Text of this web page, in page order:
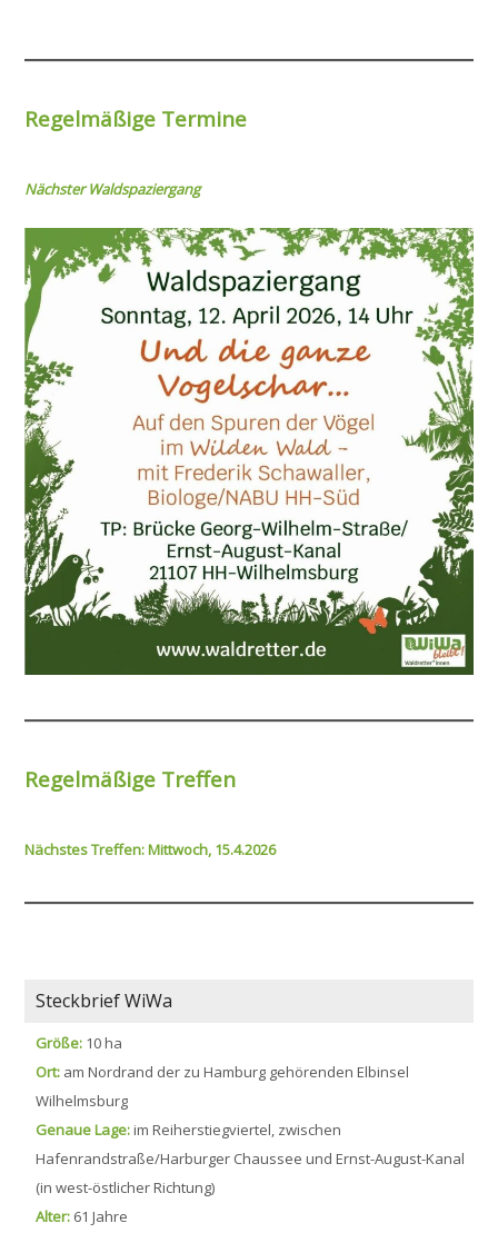
Regelmäßige Termine
Nächster Waldspaziergang
Regelmäßige Treffen
Nächstes Treffen: Mittwoch, 15.4.2026
Steckbrief WiWa
Größe: 10 ha
Ort: am Nordrand der zu Hamburg gehörenden Elbinsel
Wilhelmsburg
Genaue Lage:im Reiherstiegviertel, zwischen
Hafenrandstraße/Harburger Chaussee und Ernst-August-Kanal
(in west-östlicher Richtung)
Alter: 61 Jahre